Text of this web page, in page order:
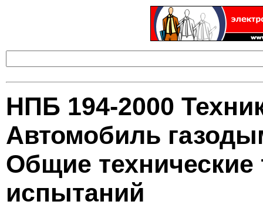
НПБ 194-2000
Автомобиль
Общие
испытаний